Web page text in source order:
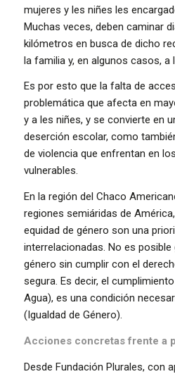
mujeres y les niñes les
Muchas veces, deben caminar
kilómetros en busca de dicho
la familia y, en algunos casos, a
Es por esto que la falta de
problemática que afecta en
y a les niñes, y se convierte en
deserción escolar, como
de violencia que enfrentan en
vulnerables.
En la región del Chaco
regiones semiáridas de
equidad de género son una
interrelacionadas. No es posible
género sin cumplir con el
segura. Es decir, el
Agua), es una condición
(Igualdad de Género).
Acciones concretas frente a
Desde Fundación Plurales, con